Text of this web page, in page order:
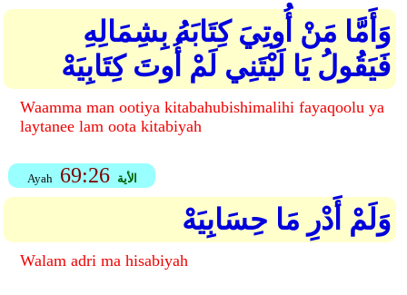
وَأَمَّا مَنْ أُوتِيَ كِتَابَهُ بِشِمَالِهِ
فَيَقُولُ يَا لَيْتَنِي لَمْ أُوتَ كِتَابِيَهْ
Waamma man ootiya kitabahubishimalihi fayaqoolu ya
laytanee lam oota kitabiyah
Ayah 69:26 الأية
وَلَمْ أَدْرِ مَا حِسَابِيَهْ
Walam adri ma hisabiyah